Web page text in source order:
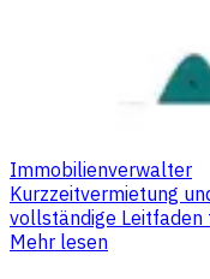
Immobilienverwalter
Kurzzeitvermietung
vollständige
Mehr lesen